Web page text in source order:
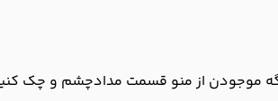
موجودن از منو قسمت مدادچشم و چک